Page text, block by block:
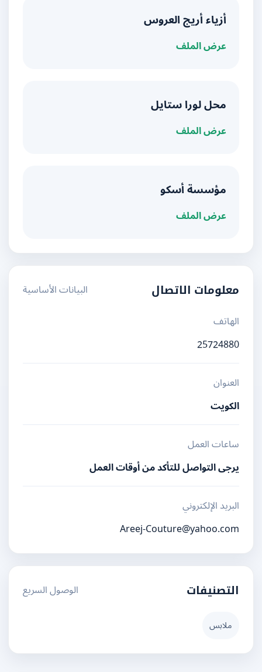
أزياء أريج العروس
عرض الملف
محل لورا ستايل
عرض الملف
مؤسسة أسكو
عرض الملف
معلومات الاتصال
البيانات الأساسية
الهاتف
25724880
العنوان
الكويت
ساعات العمل
يرجى التواصل للتأكد من أوقات العمل
البريد الإلكتروني
Areej-Couture@yahoo.com
التصنيفات الوصول السريع
ملابس